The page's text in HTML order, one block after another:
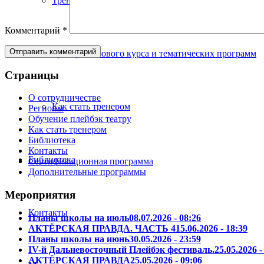
Тренеры базового курса и тематических программ
Как стать тренером
Библиотека
Контакты
Комментарий *
Страницы
О сотрудничестве
Регионы
Обучение плейбэк театру
Как стать тренером
Библиотека
Контакты
Сертификационная программа
Дополнительные программы
Мероприятия
Планы школы на июль08.07.2026 - 08:26
АКТЁРСКАЯ ПРАВДА. ЧАСТЬ 415.06.2026 - 18:39
Планы школы на июнь30.05.2026 - 23:59
IV-й Дальневосточный Плейбэк фестиваль.25.05.2026
АКТЁРСКАЯ ПРАВДА25.05.2026 - 09:06